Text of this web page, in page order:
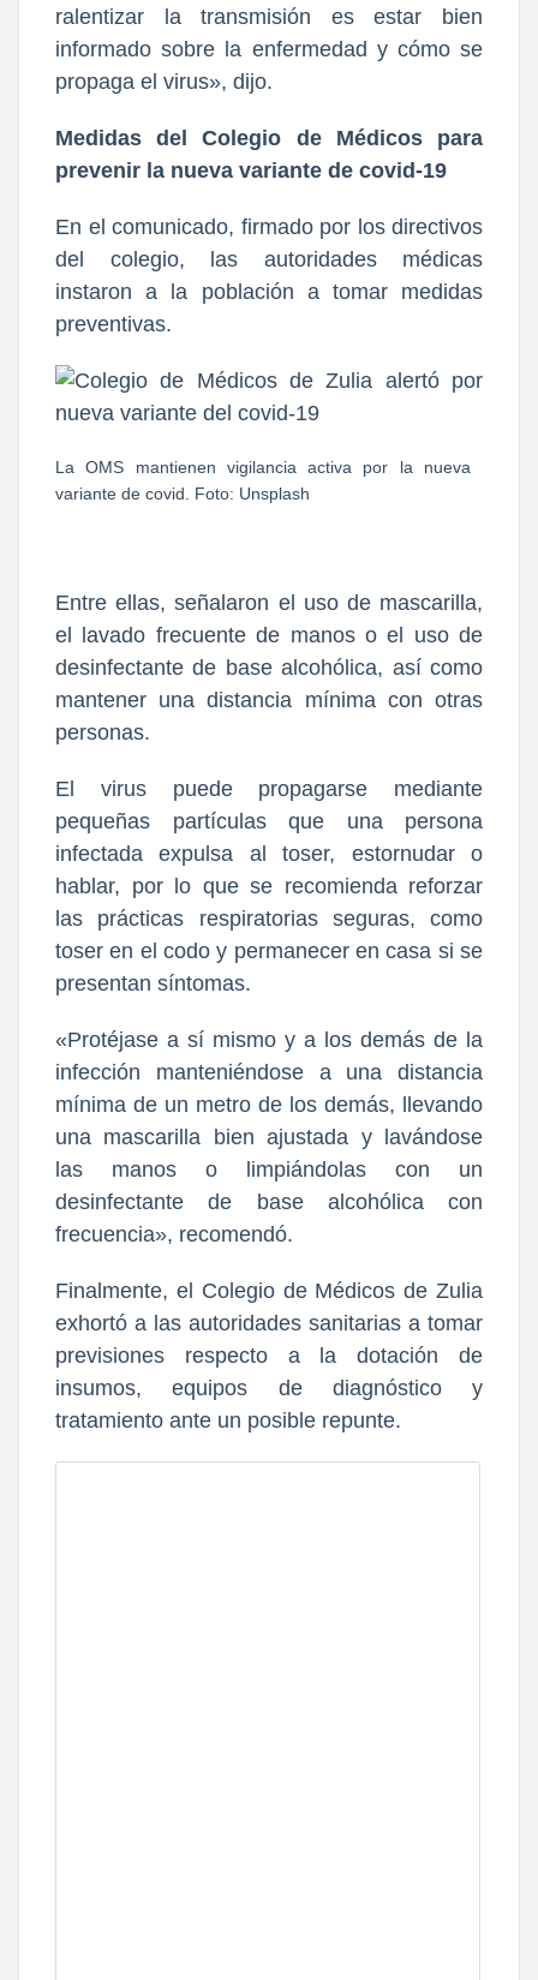
ralentizar la transmisión es estar bien
informado sobre la enfermedad y cómo se
propaga el virus», dijo.
Medidas del Colegio de Médicos para
prevenir la nueva variante de covid-19
En el comunicado, firmado por los directivos
del colegio, las autoridades médicas
instaron a la población a tomar medidas
preventivas.
La OMS mantienen vigilancia activa por la nueva
variante de covid. Foto: Unsplash
Entre ellas, señalaron el uso de mascarilla,
el lavado frecuente de manos o el uso de
desinfectante de base alcohólica, así como
mantener una distancia mínima con otras
personas.
El virus puede propagarse mediante
pequeñas partículas que una persona
infectada expulsa al toser, estornudar o
hablar, por lo que se recomienda reforzar
las prácticas respiratorias seguras, como
toser en el codo y permanecer en casa si se
presentan síntomas.
«Protéjase a sí mismo y a los demás de la
infección manteniéndose a una distancia
mínima de un metro de los demás, llevando
una mascarilla bien ajustada y lavándose
las manos o limpiándolas con un
desinfectante de base alcohólica con
frecuencia», recomendó.
Finalmente, el Colegio de Médicos de Zulia
exhortó a las autoridades sanitarias a tomar
previsiones respecto a la dotación de
insumos, equipos de diagnóstico y
tratamiento ante un posible repunte.